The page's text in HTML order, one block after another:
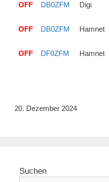
OFF DB0ZFM Digi
OFF DB0ZFM Hamnet
OFF DF0ZFM Hamnet
20. Dezember 2024
Suchen